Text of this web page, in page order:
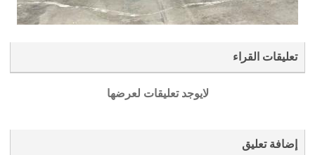
تعليقات القراء
لايوجد تعليقات لعرضها
إضافة تعليق